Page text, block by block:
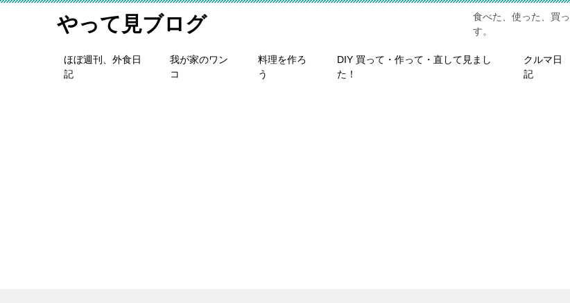
やって見ブログ
食べた、使った、買
す。
ほぼ週刊、外食日
記
我が家のワン
コ
料理を作ろ
う
DIY 買って・作って・直して見まし
た！
クルマ日
記